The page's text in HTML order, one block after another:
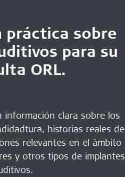
práctica sobre
para su
ORL.
información clara sobre los
historias reales de
relevantes en el ámbito
y otros tipos de implantes